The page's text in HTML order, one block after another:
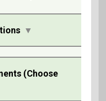
▼
(Choose